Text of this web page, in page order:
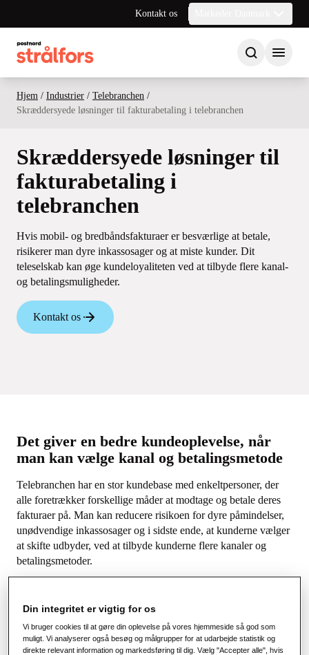
Kontakt os
Hjem / Industrier / Telebranchen /
Skræddersyede løsninger til fakturabetaling i telebranchen
Skræddersyede løsninger til
fakturabetaling i
telebranchen
Hvis mobil- og bredbåndsfakturaer er besværlige at betale,
risikerer man dyre inkassosager og at miste kunder. Dit
teleselskab kan øge kundeloyaliteten ved at tilbyde flere kanal-
og betalingsmuligheder.
Kontakt os
Det giver en bedre kundeoplevelse, når
man kan vælge kanal og betalingsmetode
Telebranchen har en stor kundebase med enkeltpersoner, der
alle foretrækker forskellige måder at modtage og betale deres
fakturaer på. Man kan reducere risikoen for dyre påmindelser,
unødvendige inkassosager og i sidste ende, at kunderne vælger
at skifte udbyder, ved at tilbyde kunderne flere kanaler og
betalingsmetoder.
adgang til flere forskellige betalingsløsninger. Vi kender de
love og regler, der gælder for branchen, og sikrer, at du
opfylder kravene i de enkelte nordiske lande.
Din integritet er vigtig for os
Vi bruger cookies til at gøre din oplevelse på vores hjemmeside så god som
muligt. Vi analyserer også besøg og målgrupper for at udarbejde statistik og
direkte relevant information og markedsføring til dig. Vælg "Accepter alle", hvis